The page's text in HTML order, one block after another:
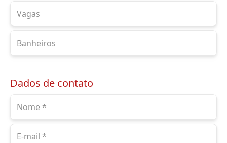
Dados de contato